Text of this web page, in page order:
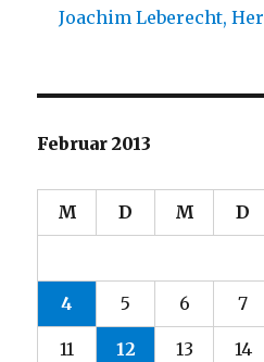
Joachim Leberecht,
Februar 2013
M D M D
4 5 6 7
11 12 13 14